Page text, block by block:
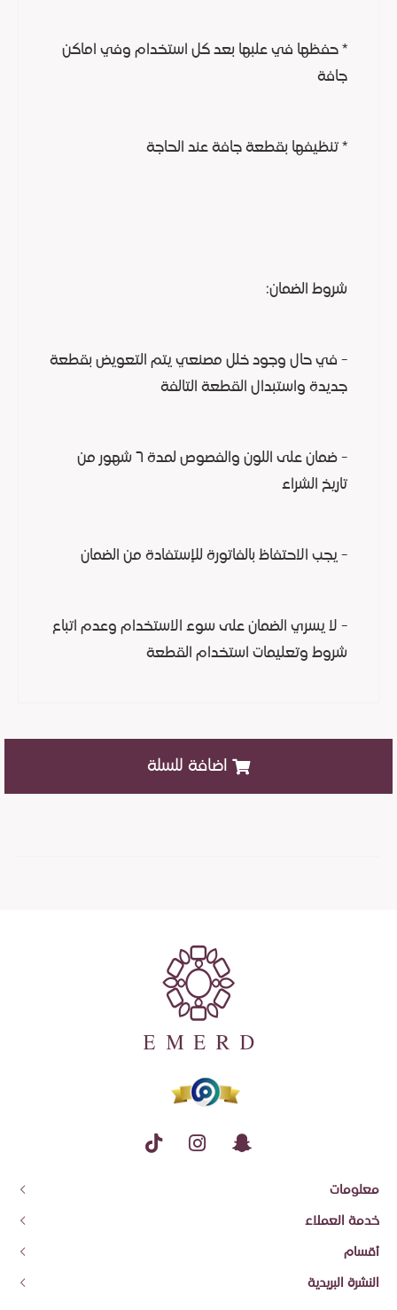
* حفظها في علبها بعد كل استخدام وفي اماكن
جافة
* تنظيفها بقطعة جافة عند الحاجة
شروط الضمان:
- في حال وجود خلل مصنعي يتم التعويض بقطعة
جديدة واستبدال القطعة التالفة
- ضمان على اللون والفصوص لمدة ٦ شهور من
تاريخ الشراء
- يجب الاحتفاظ بالفاتورة للإستفادة من الضمان
- لا يسري الضمان على سوء الاستخدام وعدم اتباع
شروط وتعليمات استخدام القطعة
اضافة للسلة
معلومات
شروط الاستخدام والضمان
خدمة العملاء
تتبع الطلب
أقسام
العروض المميزة
النشرة البريدية